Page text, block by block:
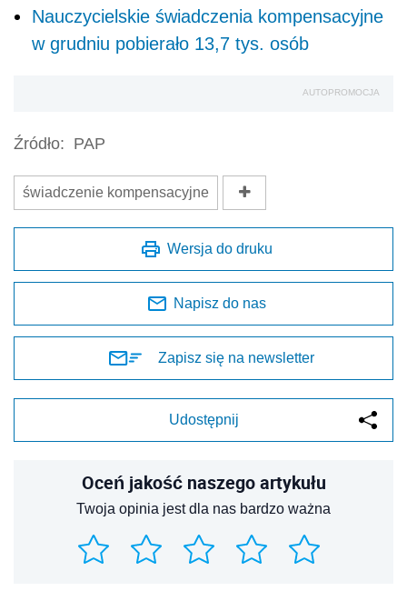
Nauczycielskie świadczenia kompensacyjne
w grudniu pobierało 13,7 tys. osób
AUTOPROMOCJA
Źródło: PAP
świadczenie kompensacyjne
Wersja do druku
Napisz do nas
Zapisz się na newsletter
Udostępnij
Oceń jakość naszego artykułu
Twoja opinia jest dla nas bardzo ważna